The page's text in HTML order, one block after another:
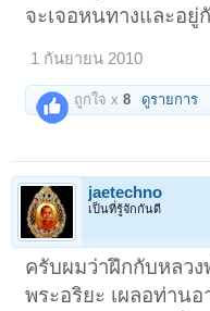
จะเจอหนทางและอ
1 กันยายน 2010
ถูกใจ x8 ดูรายการ
jaetechno
เป็นที่รู้จักกันดี
ครับผมว่าฝึกกับหลว
พระอริยะ เผลอท่าน